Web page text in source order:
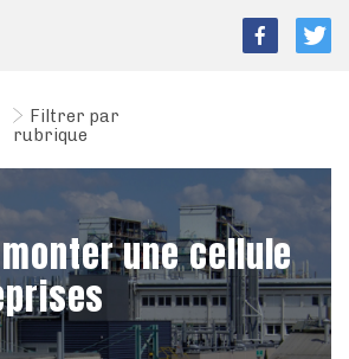
Filtrer par
rubrique
une cellule